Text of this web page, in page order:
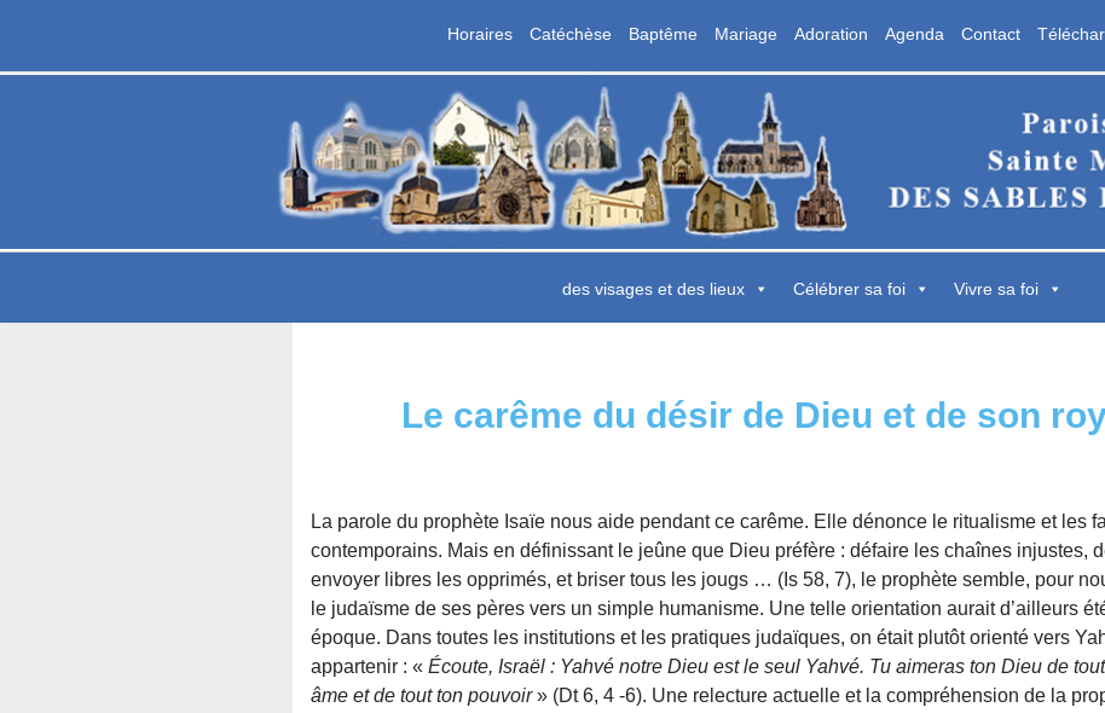
Horaires Catéchèse Baptême Mariage Adoration Agenda Contact
Paroisse Sainte Marie des Sables
Les Sables d'Olonne
des visages et des lieux Célébrer sa foi Vivre sa foi
Le carême du désir de Dieu et de son
La parole du prophète Isaïe nous aide pendant ce carême. Elle dénonce le ritualisme et les
contemporains. Mais en définissant le jeûne que Dieu préfère : défaire les chaînes injustes,
envoyer libres les opprimés, et briser tous les jougs … (Is 58, 7), le prophète semble, pour
le judaïsme de ses pères vers un simple humanisme. Une telle orientation aurait d’ailleurs
époque. Dans toutes les institutions et les pratiques judaïques, on était plutôt orienté vers
appartenir : « Écoute, Israël : Yahvé notre Dieu est le seul Yahvé. Tu aimeras ton Dieu de
âme et de tout ton pouvoir» (Dt 6, 4 -6). Une relecture actuelle et la compréhension de la